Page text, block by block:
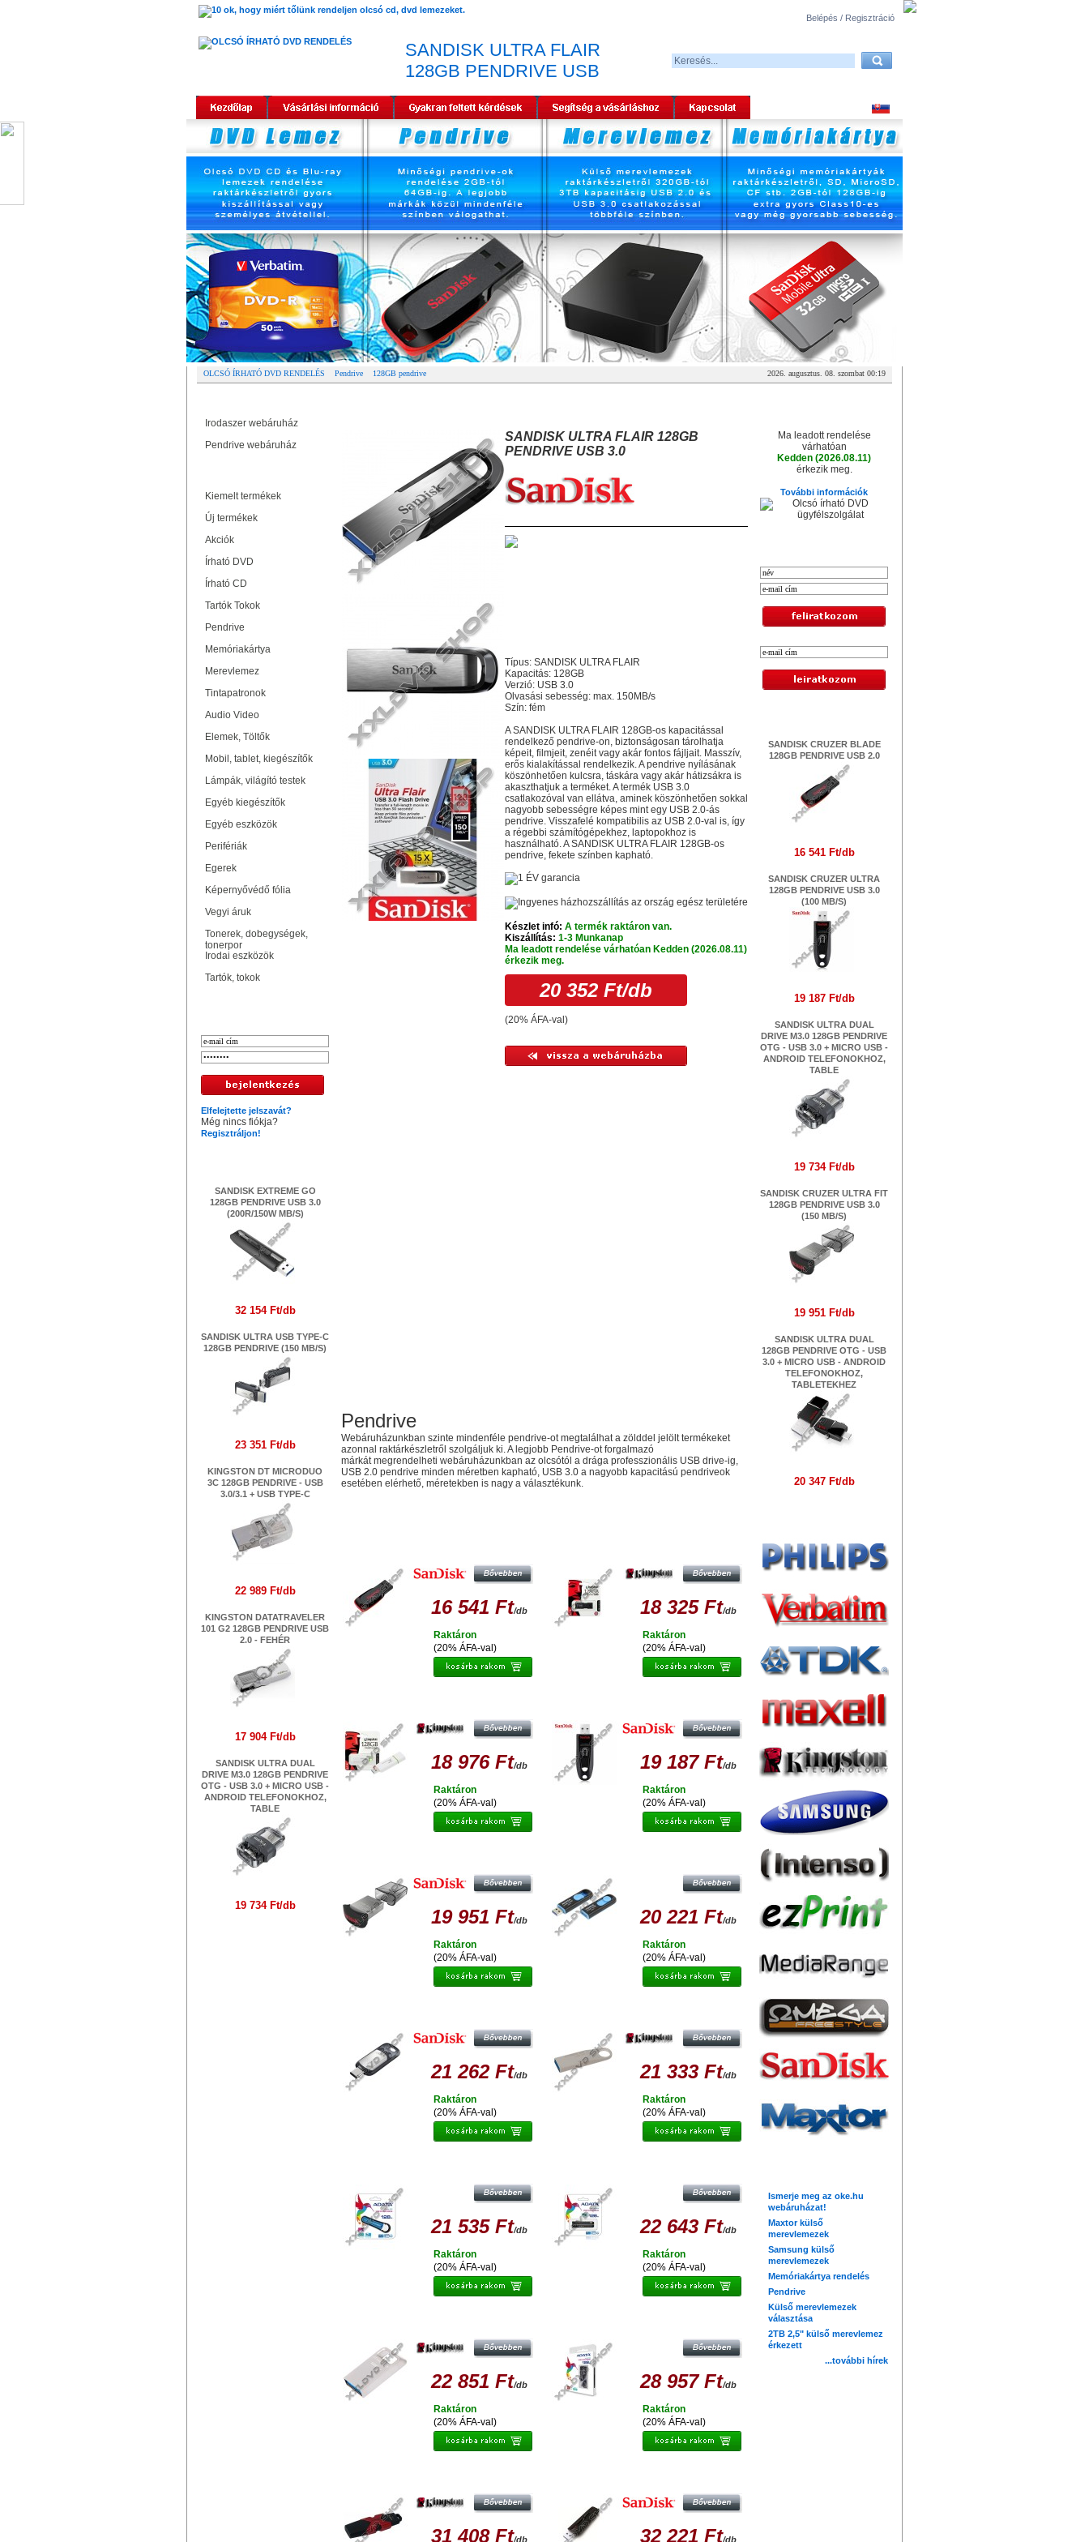
Belépés / Regisztráció
SANDISK ULTRA FLAIR
128GB PENDRIVE USB
OLCSÓ ÍRHATÓ DVD RENDELÉS Pendrive 128GB pendrive 2026. augusztus. 08. szombat 00:19
Irodaszer webáruház
Pendrive webáruház
Kiemelt termékek
Új termékek
Akciók
Írható DVD
Írható CD
Tartók Tokok
Pendrive
Memóriakártya
Merevlemez
Tintapatronok
Audio Video
Elemek, Töltők
Mobil, tablet, kiegészítők
Lámpák, világító testek
Egyéb kiegészítők
Egyéb eszközök
Perifériák
Egerek
Képernyővédő fólia
Vegyi áruk
Tonerek, dobegységek,
tonerpor
Irodai eszközök
Tartók, tokok
Elfelejtette jelszavát?
Még nincs fiókja?
Regisztráljon!
SANDISK EXTREME GO
128GB PENDRIVE USB 3.0
(200R/150W MB/S)
32 154 Ft/db
SANDISK ULTRA USB TYPE-C
128GB PENDRIVE (150 MB/S)
23 351 Ft/db
KINGSTON DT MICRODUO
3C 128GB PENDRIVE - USB
3.0/3.1 + USB TYPE-C
22 989 Ft/db
KINGSTON DATATRAVELER
101 G2 128GB PENDRIVE USB
2.0 - FEHÉR
17 904 Ft/db
SANDISK ULTRA DUAL
DRIVE M3.0 128GB PENDRIVE
OTG - USB 3.0 + MICRO USB -
ANDROID TELEFONOKHOZ,
TABLE
19 734 Ft/db
SANDISK ULTRA FLAIR 128GB
PENDRIVE USB 3.0
Típus: SANDISK ULTRA FLAIR
Kapacitás: 128GB
Verzió: USB 3.0
Olvasási sebesség: max. 150MB/s
Szín: fém
A SANDISK ULTRA FLAIR 128GB-os kapacitással
rendelkező pendrive-on, biztonságosan tárolhatja
képeit, filmjeit, zenéit vagy akár fontos fájljait. Masszív,
erős kialakítással rendelkezik. A pendrive nyílásának
köszönhetően kulcsra, táskára vagy akár hátizsákra is
akaszthatjuk a terméket. A termék USB 3.0
csatlakozóval van ellátva, aminek köszönhetően sokkal
nagyobb sebességre képes mint egy USB 2.0-ás
pendrive. Visszafelé kompatibilis az USB 2.0-val is, így
a régebbi számítógépekhez, laptopokhoz is
használható. A SANDISK ULTRA FLAIR 128GB-os
pendrive, fekete színben kapható.
Készlet infó: A termék raktáron van.
Kiszállítás: 1-3 Munkanap
Ma leadott rendelése várhatóan Kedden (2026.08.11)
érkezik meg.
20 352 Ft/db
(20% ÁFA-val)
Pendrive
Webáruházunkban szinte mindenféle pendrive-ot megtalálhat a zölddel jelölt termékeket
azonnal raktárkészletről szolgáljuk ki. A legjobb Pendrive-ot forgalmazó
márkát megrendelheti webáruházunkban az olcsótól a drága professzionális USB drive-ig,
USB 2.0 pendrive minden méretben kapható, USB 3.0 a nagyobb kapacitású pendriveok
esetében elérhető, méretekben is nagy a választékunk.
16 541 Ft/db
(20% ÁFA-val)
Raktáron
18 325 Ft/db
(20% ÁFA-val)
Raktáron
18 976 Ft/db
(20% ÁFA-val)
Raktáron
19 187 Ft/db
(20% ÁFA-val)
Raktáron
19 951 Ft/db
(20% ÁFA-val)
Raktáron
20 221 Ft/db
(20% ÁFA-val)
Raktáron
21 262 Ft/db
(20% ÁFA-val)
Raktáron
21 333 Ft/db
(20% ÁFA-val)
Raktáron
21 535 Ft/db
(20% ÁFA-val)
Raktáron
22 643 Ft/db
(20% ÁFA-val)
Raktáron
22 851 Ft/db
(20% ÁFA-val)
Raktáron
28 957 Ft/db
(20% ÁFA-val)
Raktáron
31 408 Ft/db 32 221 Ft/db
Ma leadott rendelése
várhatóan
Kedden (2026.08.11)
érkezik meg.
További információk
SANDISK CRUZER BLADE
128GB PENDRIVE USB 2.0
16 541 Ft/db
SANDISK CRUZER ULTRA
128GB PENDRIVE USB 3.0
(100 MB/S)
19 187 Ft/db
SANDISK ULTRA DUAL
DRIVE M3.0 128GB PENDRIVE
OTG - USB 3.0 + MICRO USB -
ANDROID TELEFONOKHOZ,
TABLE
19 734 Ft/db
SANDISK CRUZER ULTRA FIT
128GB PENDRIVE USB 3.0
(150 MB/S)
19 951 Ft/db
SANDISK ULTRA DUAL
128GB PENDRIVE OTG - USB
3.0 + MICRO USB - ANDROID
TELEFONOKHOZ,
TABLETEKHEZ
20 347 Ft/db
Ismerje meg az oke.hu
webáruházat!
Maxtor külső
merevlemezek
Samsung külső
merevlemezek
Memóriakártya rendelés
Pendrive
Külső merevlemezek
választása
2TB 2,5" külső merevlemez
érkezett
...további hírek